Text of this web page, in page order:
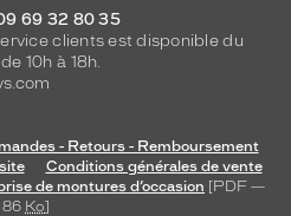
69 32 80 35
clients est disponible du
10h à 18h.
- Retours - Remboursement
Conditions générales de vente
de montures d’occasion [PDF —
86 Ko]